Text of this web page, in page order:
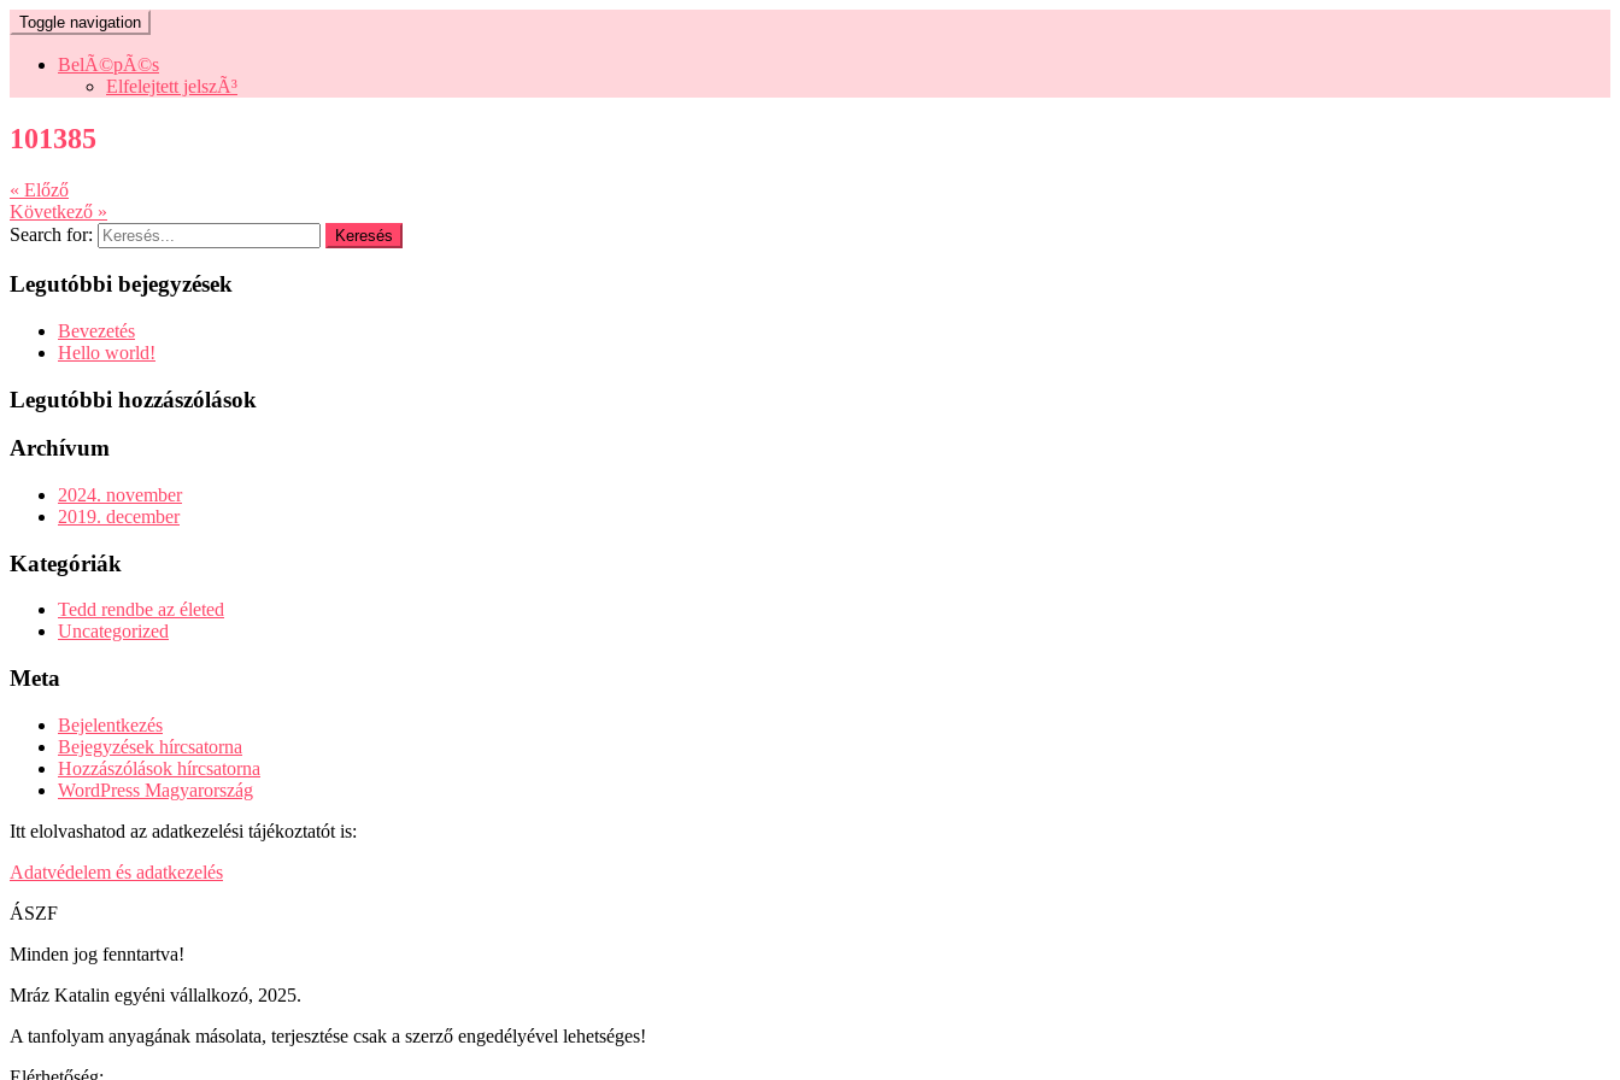
Toggle navigation
BelÃ©pÃ©s
Elfelejtett jelszÃ³
101385
« Előző
Következő »
Search for:
Legutóbbi bejegyzések
Bevezetés
Hello world!
Legutóbbi hozzászólások
Archívum
2024. november
2019. december
Kategóriák
Tedd rendbe az életed
Uncategorized
Meta
Bejelentkezés
Bejegyzések hírcsatorna
Hozzászólások hírcsatorna
WordPress Magyarország
Itt elolvashatod az adatkezelési tájékoztatót is:
Adatvédelem és adatkezelés
ÁSZF
Minden jog fenntartva!
Mráz Katalin egyéni vállalkozó, 2025.
A tanfolyam anyagának másolata, terjesztése csak a szerző engedélyével lehetséges!